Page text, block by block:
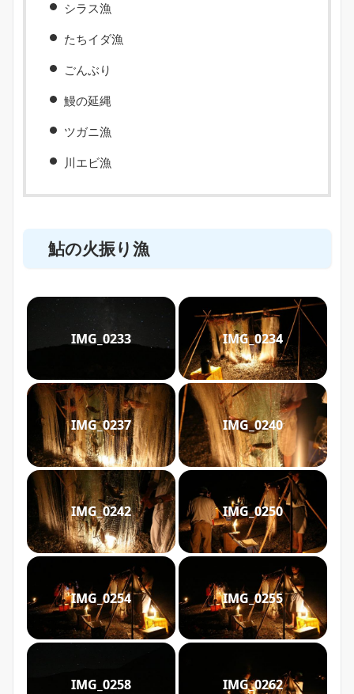
シラス漁
たちイダ漁
ごんぶり
鰻の延縄
ツガニ漁
川エビ漁
鮎の火振り漁
IMG_0233 IMG_0234
IMG_0237 IMG_0240
IMG_0242 IMG_0250
IMG_0254 IMG_0255
IMG_0258 IMG_0262